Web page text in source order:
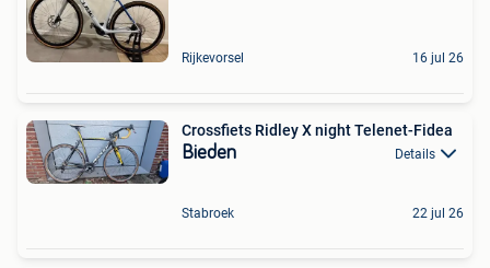
Rijkevorsel 16 jul 26
Crossfiets Ridley X night Telenet-Fidea
Bieden Details
Stabroek 22 jul 26